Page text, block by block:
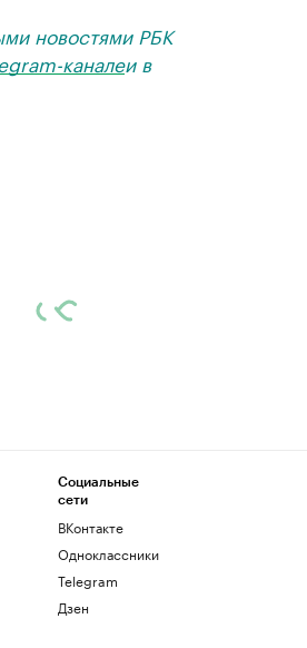
новостями РБК
каналеи в
Социальные
сети
ВКонтакте
Одноклассники
Telegram
Дзен